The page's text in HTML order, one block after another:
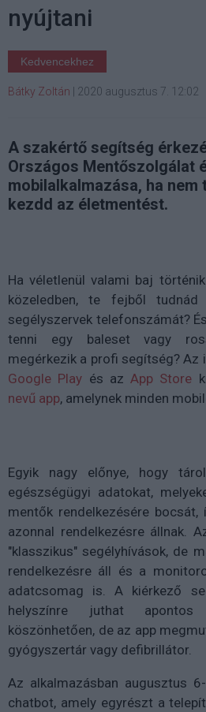
nyújtani
Kedvencekhez
Bátky Zoltán 2020 augusztus 7. 12:02
A szakértő segítség
Országos Mentőszolgálat
mobilalkalmazása, ha nem
kezdd az életmentést.
Ha véletlenül valami baj
közeledben, te fejből
segélyszervek telefonszámát?
tenni egy baleset vagy
megérkezik a profi segítség? Az
Google Play és az App Store
nevű app, amelynek minden
Egyik nagy előnye, hogy
egészségügyi adatokat,
mentők rendelkezésére
azonnal rendelkezésre állnak.
"klasszikus" segélyhívások, de
rendelkezésre áll és a
adatcsomag is. A kiérkező
helyszínre juthat apontos
köszönhetően, de az app
gyógyszertár vagy defibrillátor.
Az alkalmazásban augusztus
chatbot, amely egyrészt a